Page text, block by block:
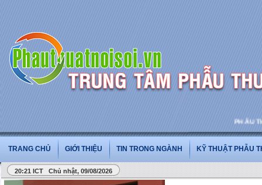
PHẪU
TRANG CHỦ GIỚI THIỆU TIN TRONG NGÀNH KỸ THUẬT PHẪU
20:21 ICT Chủ nhật, 09/08/2026